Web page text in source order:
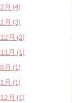
月 (4)
月 (3)
月 (2)
月 (1)
月 (1)
月 (1)
月 (1)